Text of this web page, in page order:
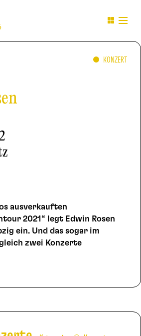
KONZERT
ausverkauften
2021“ legt Edwin Rosen
ein. Und das sogar im
zwei Konzerte